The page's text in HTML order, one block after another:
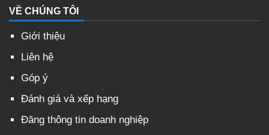
VỀ CHÚNG TÔI
Giới thiệu
Liên hệ
Góp ý
Đánh giá và xếp hạng
Đăng thông tin doanh nghiệp